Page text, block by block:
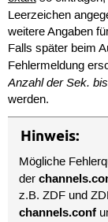
Leerzeichen
weitere Angaben
Falls später beim
Fehlermeldung
Anzahl der Sek.
werden.
Hinweis:
Mögliche
der
z.B. ZDF und
channels.conf